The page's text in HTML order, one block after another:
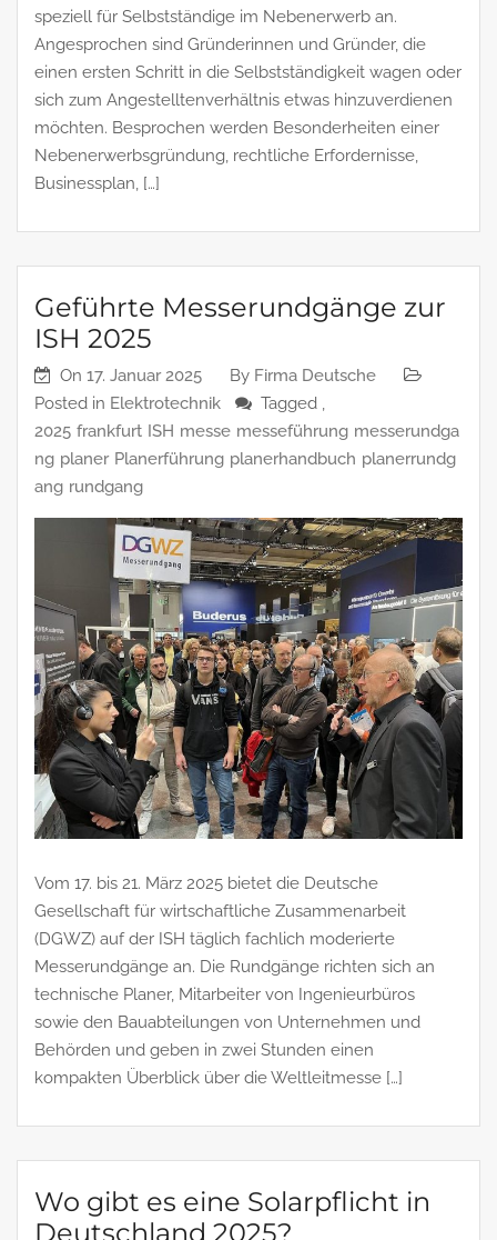
speziell für Selbstständige im Nebenerwerb an.
Angesprochen sind Gründerinnen und Gründer, die
einen ersten Schritt in die Selbstständigkeit wagen oder
sich zum Angestelltenverhältnis etwas hinzuverdienen
möchten. Besprochen werden Besonderheiten einer
Nebenerwerbsgründung, rechtliche Erfordernisse,
Businessplan, […]
Geführte Messerundgänge zur
ISH 2025
On 17. Januar 2025 By Firma Deutsche
Posted in Elektrotechnik
Tagged ,
2025 frankfurt ISH messe messeführung messerundga
ng planer Planerführung planerhandbuch planerrundg
ang rundgang
Vom 17. bis 21. März 2025 bietet die Deutsche
Gesellschaft für wirtschaftliche Zusammenarbeit
(DGWZ) auf der ISH täglich fachlich moderierte
Messerundgänge an. Die Rundgänge richten sich an
technische Planer, Mitarbeiter von Ingenieurbüros
sowie den Bauabteilungen von Unternehmen und
Behörden und geben in zwei Stunden einen
kompakten Überblick über die Weltleitmesse […]
Wo gibt es eine Solarpflicht in
Deutschland 2025?